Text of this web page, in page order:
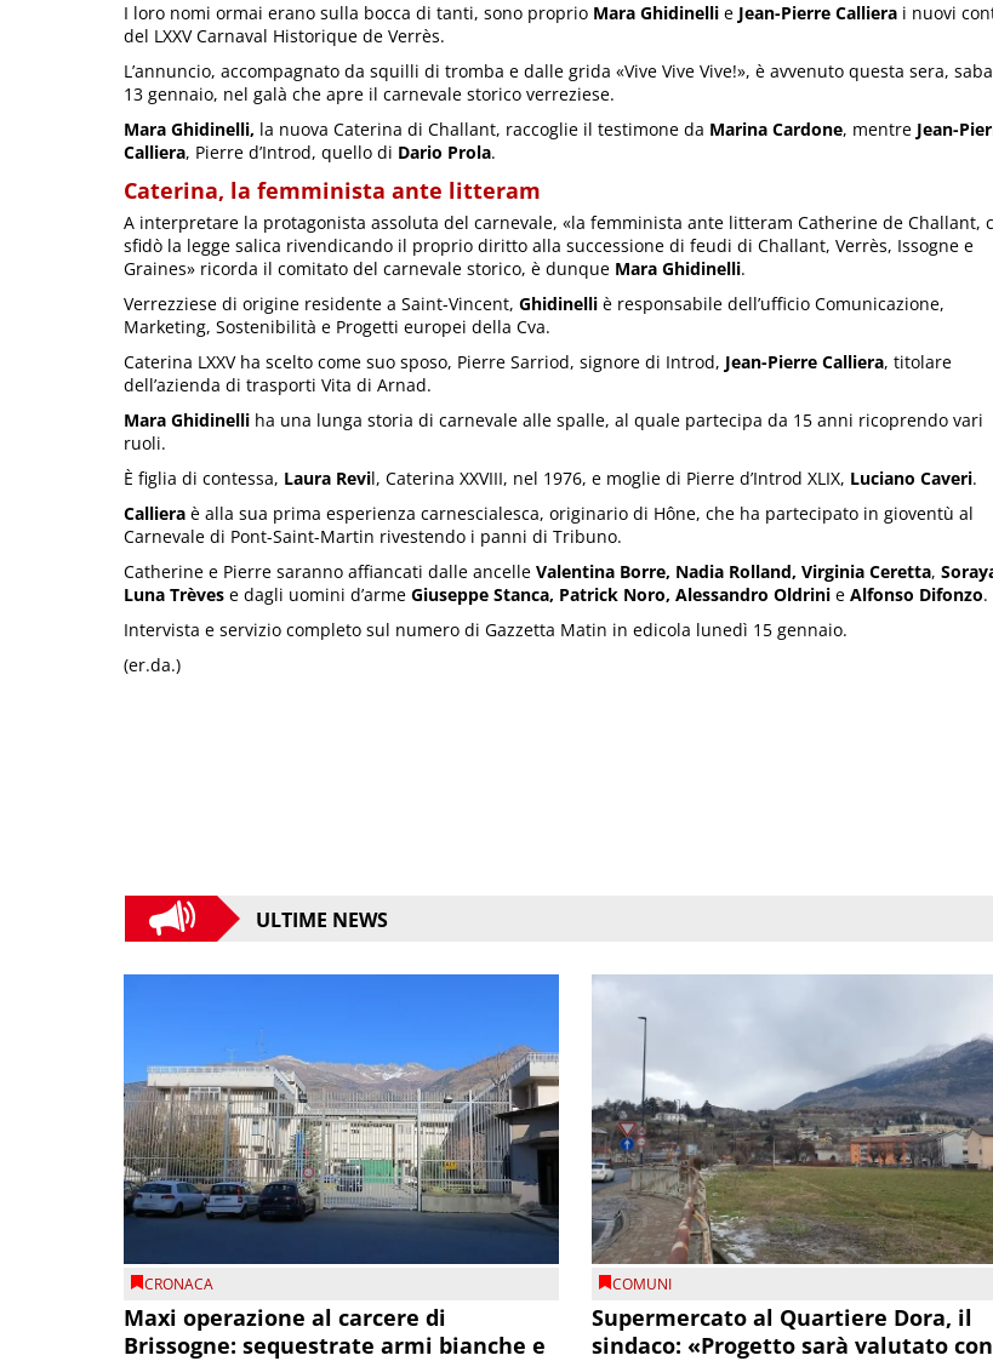
I loro nomi ormai erano sulla bocca di tanti, sono proprio Mara Ghidinelli e Jean-Pierre Calliera i nuovi
del LXXV Carnaval Historique de Verrès.
L’annuncio, accompagnato da squilli di tromba e dalle grida «Vive Vive Vive!», è avvenuto questa sera,
13 gennaio, nel galà che apre il carnevale storico verreziese.
Mara Ghidinelli, la nuova Caterina di Challant, raccoglie il testimone da Marina Cardone, mentre Jean-
Calliera, Pierre d’Introd, quello di Dario Prola.
Caterina, la femminista ante litteram
A interpretare la protagonista assoluta del carnevale, «la femminista ante litteram Catherine de Challant,
sfidò la legge salica rivendicando il proprio diritto alla successione di feudi di Challant, Verrès, Issogne e
Graines» ricorda il comitato del carnevale storico, è dunque Mara Ghidinelli.
Verrezziese di origine residente a Saint-Vincent, Ghidinelli è responsabile dell’ufficio Comunicazione,
Marketing, Sostenibilità e Progetti europei della Cva.
Caterina LXXV ha scelto come suo sposo, Pierre Sarriod, signore di Introd, Jean-Pierre Calliera, titolare
dell’azienda di trasporti Vita di Arnad.
Mara Ghidinelli ha una lunga storia di carnevale alle spalle, al quale partecipa da 15 anni ricoprendo vari
ruoli.
È figlia di contessa, Laura Revil, Caterina XXVIII, nel 1976, e moglie di Pierre d’Introd XLIX, Luciano Caveri.
Calliera è alla sua prima esperienza carnescialesca, originario di Hône, che ha partecipato in gioventù al
Carnevale di Pont-Saint-Martin rivestendo i panni di Tribuno.
Catherine e Pierre saranno affiancati dalle ancelle Valentina Borre, Nadia Rolland, Virginia Ceretta,
Luna Trèves e dagli uomini d’arme Giuseppe Stanca, Patrick Noro, Alessandro Oldrini e Alfonso Difonzo.
Intervista e servizio completo sul numero di Gazzetta Matin in edicola lunedì 15 gennaio.
(er.da.)
ULTIME NEWS
CRONACA
Maxi operazione al carcere di
Brissogne: sequestrate armi bianche e
COMUNI
Supermercato al Quartiere Dora, il
sindaco: «Progetto sarà valutato con